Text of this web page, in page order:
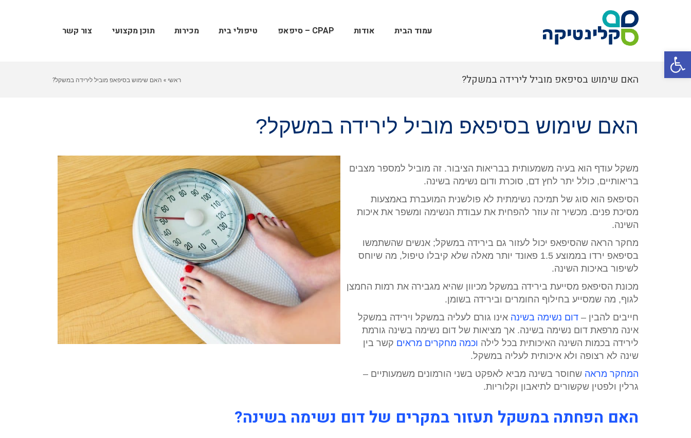
פתח סרגל נגישות
עמוד הבית אודות CPAP – סיפאפ טיפולי בית מכירות תוכן מקצועי צור קשר
האם שימוש בסיפאפ מוביל לירידה במשקל? ראשי » האם שימוש בסיפאפ מוביל לירידה במשקל?
האם שימוש בסיפאפ מוביל לירידה במשקל?
משקל עודף הוא בעיה משמעותית בבריאות הציבור. זה מוביל למספר מצבים
בריאותיים, כולל יתר לחץ דם, סוכרת ודום נשימה בשינה.
הסיפאפ הוא סוג של תמיכה נשימתית לא פולשנית המועברת באמצעות
מסיכת פנים. מכשיר זה עוזר להפחית את עבודת הנשימה ומשפר את איכות
השינה.
מחקר הראה שהסיפאפ יכול לעזור גם בירידה במשקל; אנשים שהשתמשו
בסיפאפ ירדו בממוצע 1.5 פאונד יותר מאלה שלא קיבלו טיפול, מה שיוחס
לשיפור באיכות השינה.
מכונת הסיפאפ מסייעת בירידה במשקל מכיוון שהיא מגבירה את רמות החמצן
לגוף, מה שמסייע בחילוף החומרים ובירידה בשומן.
חייבים להבין – דום נשימה בשינה אינו גורם לעליה במשקל וירידה במשקל
אינה מרפאת דום נשימה בשינה. אך מציאות של דום נשימה בשינה גורמת
לירידה בכמות השינה האיכותית בכל לילה וכמה מחקרים מראים קשר בין
שינה לא רצופה ולא איכותית לעליה במשקל.
המחקר מראה שחוסר בשינה מביא לאפקט בשני הורמונים משמעותיים –
גרלין ולפטין שקשורים לתיאבון וקלוריות.
האם הפחתה במשקל תעזור במקרים של דום נשימה בשינה?